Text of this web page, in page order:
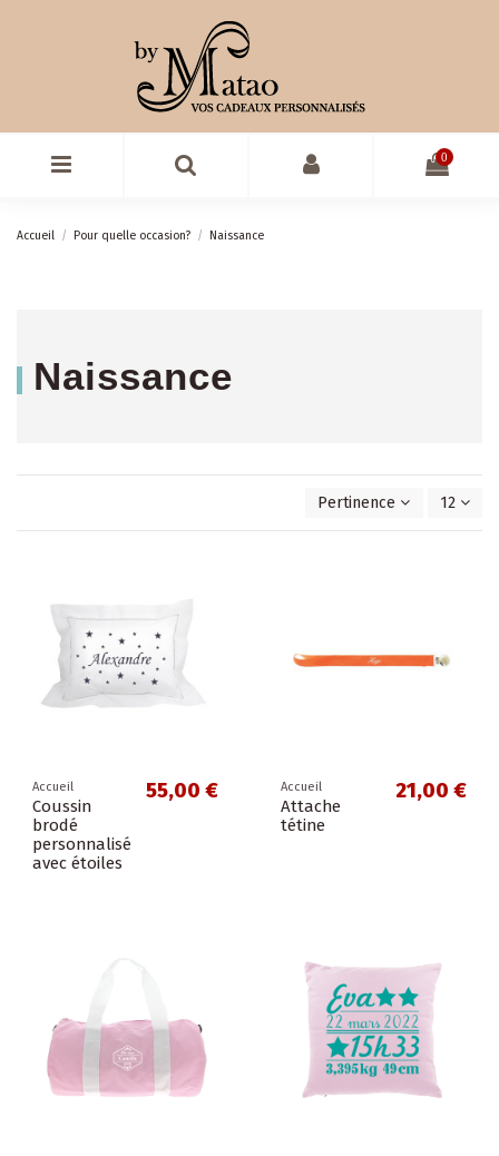
0
Accueil Pour quelle occasion? Naissance
Naissance
Pertinence 12
Accueil
Coussin
brodé
personnalisé
avec étoiles
55,00 € Accueil
Attache
tétine
21,00 €